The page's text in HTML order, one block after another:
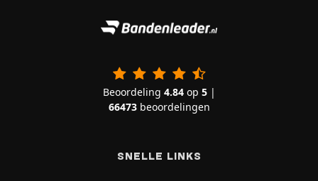
Beoordeling 4.84op 5|
66473beoordelingen
SNELLE LINKS